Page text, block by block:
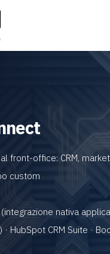
front-office: CRM,
custom
nativa
HubSpot CRM Suite ·